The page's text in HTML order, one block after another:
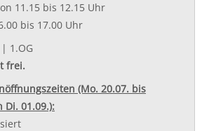
11.15 bis 12.15 Uhr
bis 17.00 Uhr
1.OG
frei.
(Mo. 20.07. bis
01.09.):